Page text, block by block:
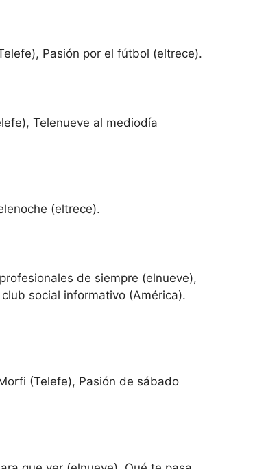
Pasión por el fútbol (eltrece).
Telenueve al mediodía
(eltrece).
de siempre (elnueve),
social informativo (América).
(Telefe), Pasión de sábado